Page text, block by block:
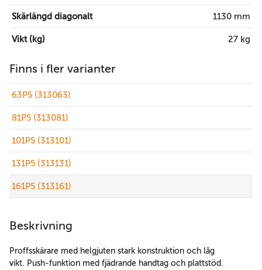
Skärlängd diagonalt 1130 mm
Vikt (kg) 27 kg
Finns i fler varianter
63P5 (313063)
81P5 (313081)
101P5 (313101)
131P5 (313131)
161P5 (313161)
Beskrivning
Proffsskärare med helgjuten stark konstruktion och låg
vikt. Push-funktion med fjädrande handtag och plattstöd.